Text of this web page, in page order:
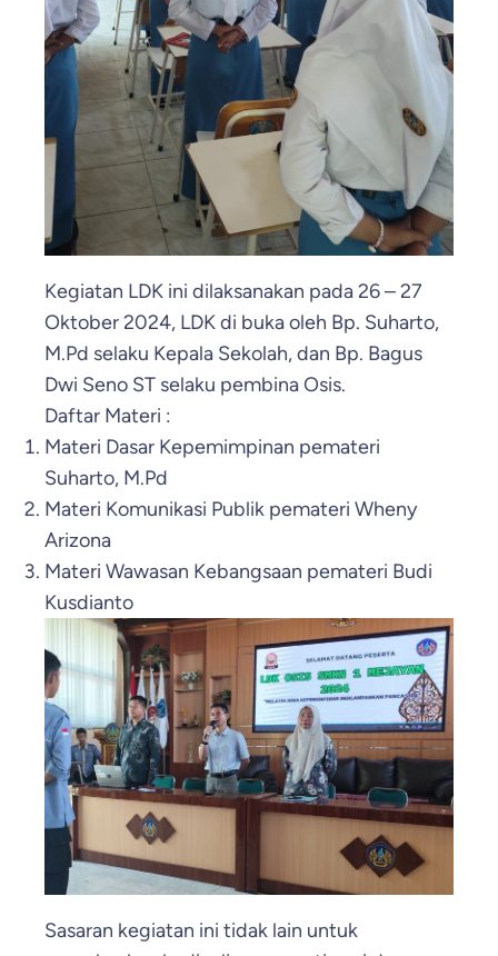
Kegiatan LDK ini dilaksanakan pada 26 – 27
Oktober 2024, LDK di buka oleh Bp. Suharto,
M.Pd selaku Kepala Sekolah, dan Bp. Bagus
Dwi Seno ST selaku pembina Osis.
Daftar Materi :
Materi Dasar Kepemimpinan pemateri
Suharto, M.Pd
Materi Komunikasi Publik pemateri Wheny
Arizona
Materi Wawasan Kebangsaan pemateri Budi
Kusdianto
Sasaran kegiatan ini tidak lain untuk